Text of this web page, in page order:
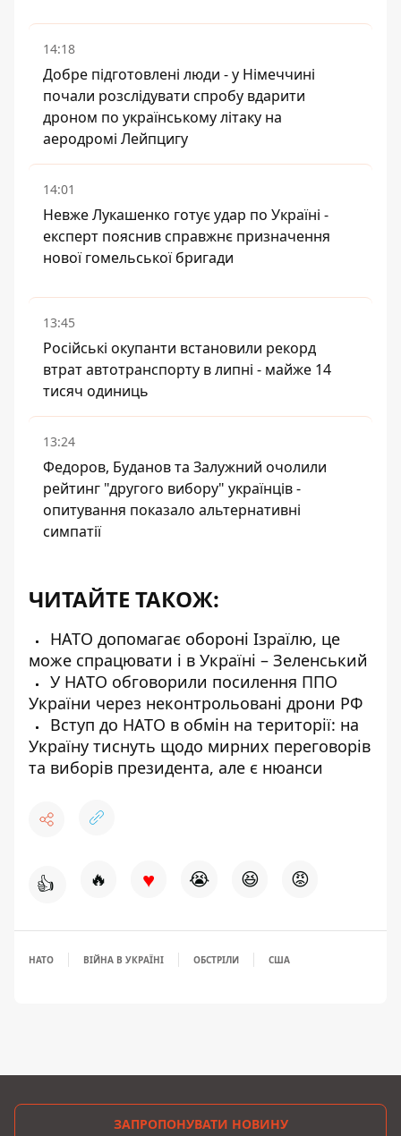
14:18
Добре підготовлені люди - у Німеччині
почали розслідувати спробу вдарити
дроном по українському літаку на
аеродромі Лейпцигу
14:01
Невже Лукашенко готує удар по Україні -
експерт пояснив справжнє призначення
нової гомельської бригади
13:45
Російські окупанти встановили рекорд
втрат автотранспорту в липні - майже 14
тисяч одиниць
13:24
Федоров, Буданов та Залужний очолили
рейтинг "другого вибору" українців -
опитування показало альтернативні
симпатії
ЧИТАЙТЕ ТАКОЖ:
НАТО допомагає обороні Ізраїлю, це
може спрацювати і в Україні – Зеленський
У НАТО обговорили посилення ППО
України через неконтрольовані дрони РФ
Вступ до НАТО в обмін на території: на
Україну тиснуть щодо мирних переговорів
та виборів президента, але є нюанси
👍 🔥 ♥ 😭 😆 😡
НАТО ВІЙНА В УКРАЇНІ ОБСТРІЛИ США
ЗАПРОПОНУВАТИ НОВИНУ